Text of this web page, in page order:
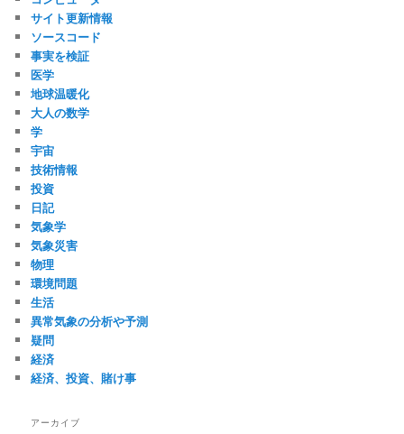
サイト更新情報
ソースコード
事実を検証
医学
地球温暖化
大人の数学
学
宇宙
技術情報
投資
日記
気象学
気象災害
物理
環境問題
生活
異常気象の分析や予測
疑問
経済
経済、投資、賭け事
アーカイブ